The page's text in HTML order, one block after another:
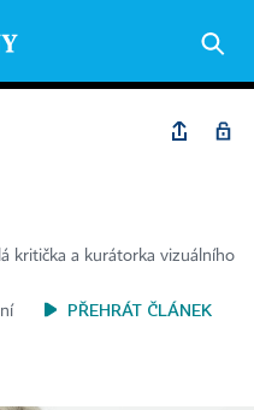
kritička a kurátorka vizuálního
PŘEHRÁT ČLÁNEK